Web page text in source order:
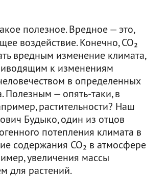
полезное. Вредное — это,
воздействие. Конечно, СО₂
вредным изменение климата,
к изменениям
в определенных
Полезным — опять-таки, в
растительности? Наш
Будыко, один из отцов
потепления климата в
содержания СО₂ в атмосфере
увеличения массы
для растений.